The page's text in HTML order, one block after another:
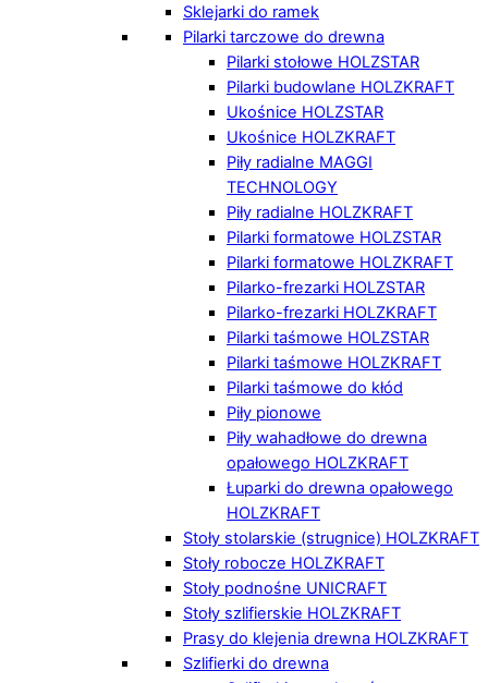
Sklejarki do ramek
Pilarki tarczowe do drewna
Pilarki stołowe HOLZSTAR
Pilarki budowlane HOLZKRAFT
Ukośnice HOLZSTAR
Ukośnice HOLZKRAFT
Piły radialne MAGGI
TECHNOLOGY
Piły radialne HOLZKRAFT
Pilarki formatowe HOLZSTAR
Pilarki formatowe HOLZKRAFT
Pilarko-frezarki HOLZSTAR
Pilarko-frezarki HOLZKRAFT
Pilarki taśmowe HOLZSTAR
Pilarki taśmowe HOLZKRAFT
Pilarki taśmowe do kłód
Piły pionowe
Piły wahadłowe do drewna
opałowego HOLZKRAFT
Łuparki do drewna opałowego
HOLZKRAFT
Stoły stolarskie (strugnice) HOLZKRAFT
Stoły robocze HOLZKRAFT
Stoły podnośne UNICRAFT
Stoły szlifierskie HOLZKRAFT
Prasy do klejenia drewna HOLZKRAFT
Szlifierki do drewna